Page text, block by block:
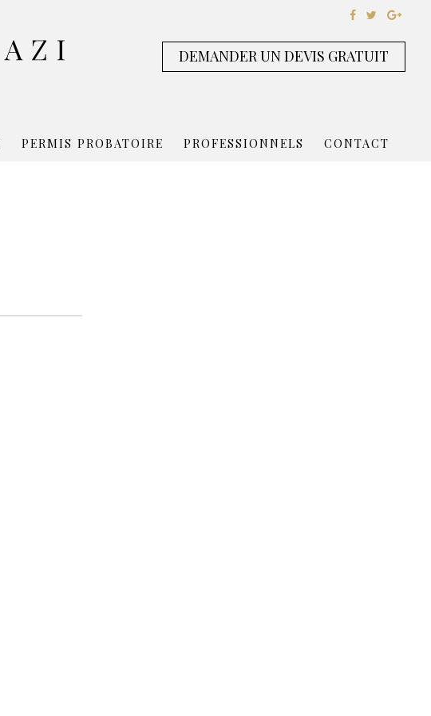
DEMANDER UN DEVIS GRATUIT
PERMIS PROBATOIRE PROFESSIONNELS CONTACT